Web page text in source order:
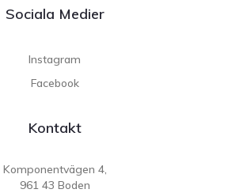
Sociala Medier
Instagram
Facebook
Kontakt
Komponentvägen 4,
961 43 Boden